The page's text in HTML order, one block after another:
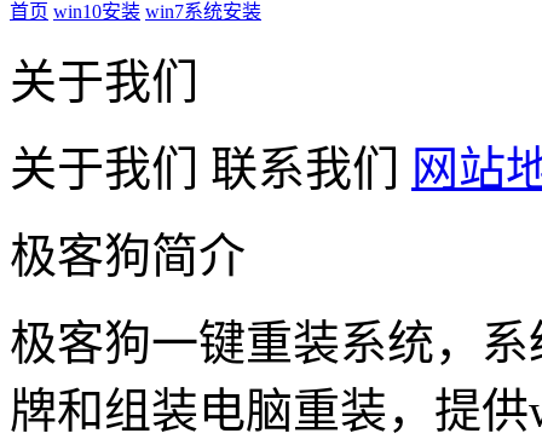
首页 win10安装 win7系统安装
关于我们
关于我们
联系我们
网站
极客狗简介
极客狗一键重装系统，
牌和组装电脑重装，提